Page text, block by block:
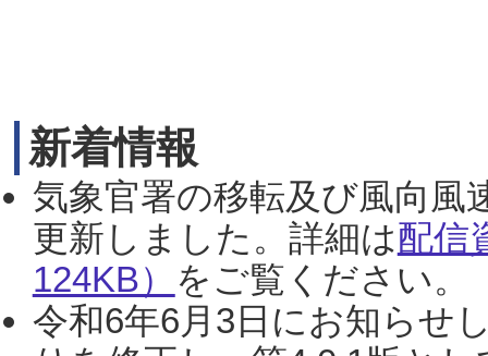
新着情報
気象官署の移転及び風向風
更新しました。詳細は配信
124KB） をご覧ください。
令和6年6月3日にお知らせ